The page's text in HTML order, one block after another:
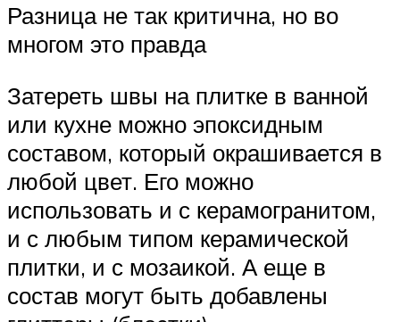
Разница не так критична, но во
многом это правда
Затереть швы на плитке в ванной
или кухне можно эпоксидным
составом, который окрашивается в
любой цвет. Его можно
использовать и с керамогранитом,
и с любым типом керамической
плитки, и с мозаикой. А еще в
состав могут быть добавлены